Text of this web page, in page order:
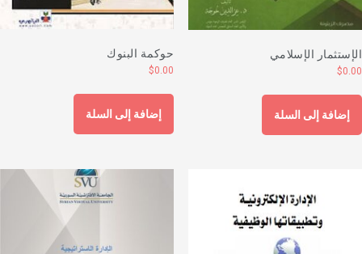
الإسلامي
$
إضافة إلى السلة
حوكمة البنوك
$0.00
إضافة إلى السلة